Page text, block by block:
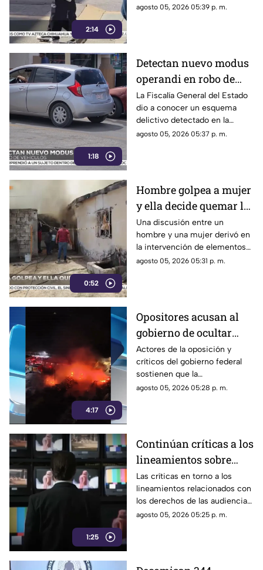
2:14
forma temprana las conductas
agosto 05, 2026 05:39 p. m.
1:18
Detectan nuevo modus
operandi en robo de
vehículos en
Chihuahua | VIDEO
La Fiscalía General del Estado
dio a conocer un esquema
delictivo detectado en la
ciudad de Chihuahua.
agosto 05, 2026 05:37 p. m.
0:52
Hombre golpea a mujer
y ella decide quemar la
casa; ocurrió en Ciudad
Juárez | VIDEO
Una discusión entre un
hombre y una mujer derivó en
la intervención de elementos
de la Policía Municipal en la
agosto 05, 2026 05:31 p. m.
4:17
Opositores acusan al
gobierno de ocultar
información y difundir
versiones oficiales
cuestionadas
Actores de la oposición y
críticos del gobierno federal
sostienen que la
administración ha recurrido a
agosto 05, 2026 05:28 p. m.
1:25
Continúan críticas a los
lineamientos sobre
audiencias; opositores
los califican como un
mecanismo de censura
Las críticas en torno a los
lineamientos relacionados con
los derechos de las audiencias
continúan.
agosto 05, 2026 05:25 p. m.